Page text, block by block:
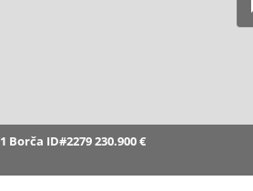
ID#2279 230.900 €